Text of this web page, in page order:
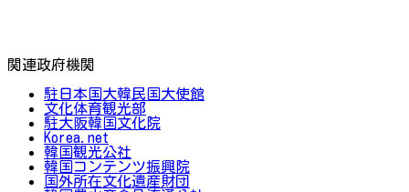
関連政府機関
駐日本国大韓民国大使館
文化体育観光部
駐大阪韓国文化院
Korea.net
韓国観光公社
韓国コンテンツ振興院
国外所在文化遺産財団